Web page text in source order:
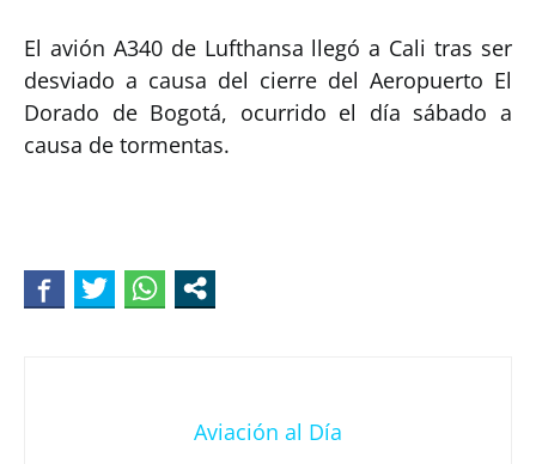
El avión A340 de Lufthansa llegó a Cali tras ser
desviado a causa del cierre del Aeropuerto El
Dorado de Bogotá, ocurrido el día sábado a
causa de tormentas.
Aviación al Día